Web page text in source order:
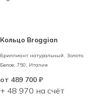
Кольцо Broggian
Бриллиант натуральный, Золото,
Белое, 750, Италия
от 489 700 ₽
+ 48 970 на счёт